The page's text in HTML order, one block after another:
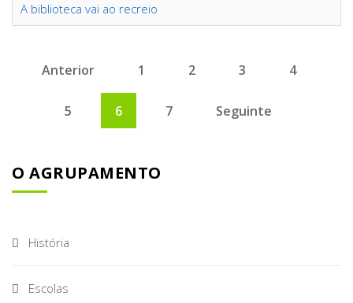
A biblioteca vai ao recreio
Anterior 1 2 3 4
5 6 7 Seguinte
O AGRUPAMENTO
História
Escolas